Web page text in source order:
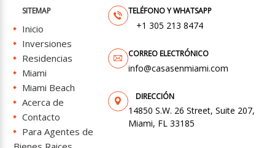
SITEMAP
Inicio
Inversiones
Residencias
Miami
Miami Beach
Acerca de
Contacto
Para Agentes de
+1 305 213 8474
info@casasenmiami.com
14850 S.W. 26 Street, Suite 207,
Miami, FL 33185